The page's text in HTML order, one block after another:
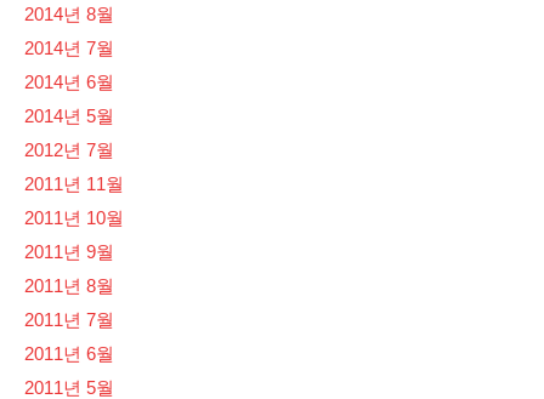
2014년 8월
2014년 7월
2014년 6월
2014년 5월
2012년 7월
2011년 11월
2011년 10월
2011년 9월
2011년 8월
2011년 7월
2011년 6월
2011년 5월